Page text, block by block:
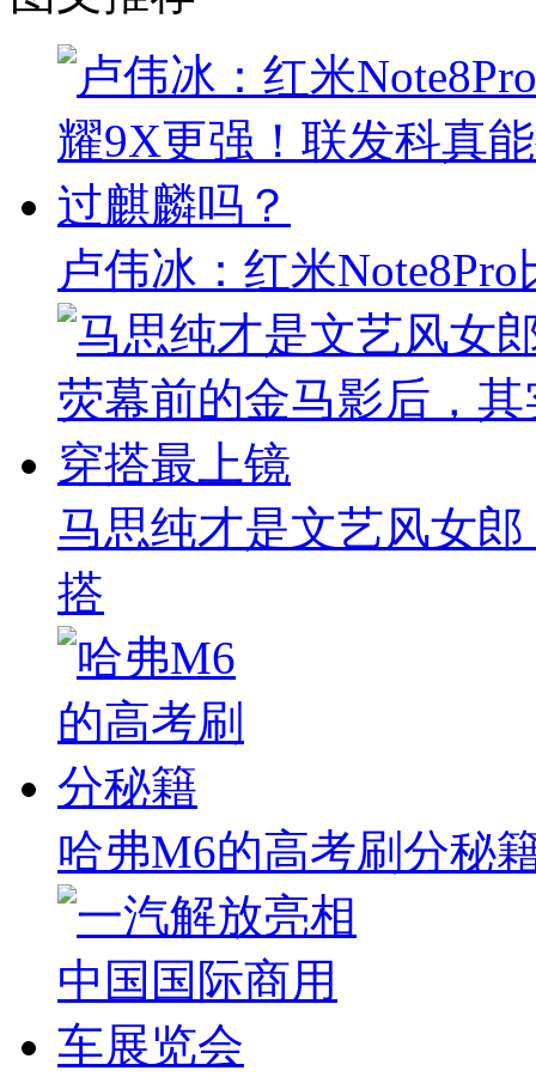
卢伟冰：红米
马思纯才是文艺风女
搭
哈弗M6的高考刷分秘